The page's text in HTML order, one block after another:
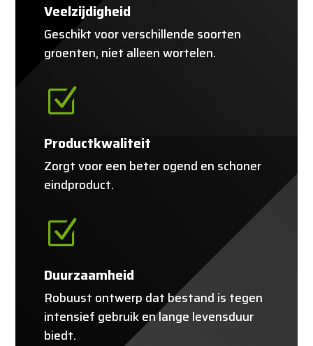
Veelzijdigheid
Geschikt voor verschillende soorten
groenten, niet alleen wortelen.
Z
Productkwaliteit
Zorgt voor een beter ogend en schoner
eindproduct.
Z
Duurzaamheid
Robuust ontwerp dat bestand is tegen
intensief gebruik en lange levensduur
biedt.